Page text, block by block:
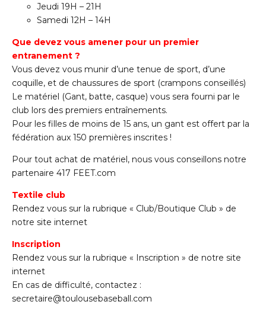
Jeudi 19H – 21H
Samedi 12H – 14H
Que devez vous amener pour un premier
entranement ?
Vous devez vous munir d’une tenue de sport, d’une
coquille, et de chaussures de sport (crampons conseillés)
Le matériel (Gant, batte, casque) vous sera fourni par le
club lors des premiers entraînements.
Pour les filles de moins de 15 ans, un gant est offert par la
fédération aux 150 premières inscrites !
Pour tout achat de matériel, nous vous conseillons notre
partenaire 417 FEET.com
Textile club
Rendez vous sur la rubrique « Club/Boutique Club » de
notre site internet
Inscription
Rendez vous sur la rubrique « Inscription » de notre site
internet
En cas de difficulté, contactez :
secretaire@toulousebaseball.com